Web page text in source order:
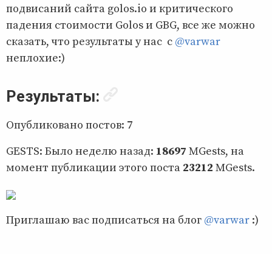
подвисаний сайта golos.io и критического
падения стоимости Golos и GBG, все же можно
сказать, что результаты у нас с @varwar
неплохие:)
Результаты:
Опубликовано постов: 7
GESTS: Было неделю назад: 18697 ΜGests, на
момент публикации этого поста 23212 MGests.
Приглашаю вас подписаться на блог @varwar :)